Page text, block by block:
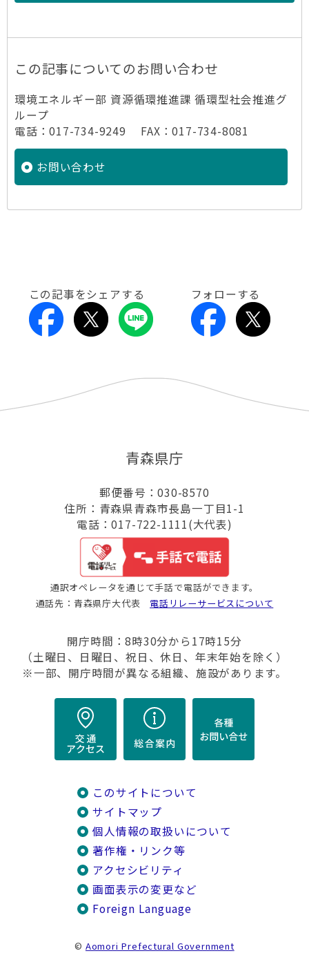
この記事についてのお問い合わせ
環境エネルギー部 資源循環推進課 循環型社会推進グ
ループ
電話：017-734-9249 FAX：017-734-8081
お問い合わせ
この記事をシェアする フォローする
青森県庁
郵便番号：030-8570
住所：青森県青森市長島一丁目1-1
電話：017-722-1111(大代表)
通訳オペレータを通じて手話で電話ができます。
通話先：青森県庁大代表 電話リレーサービスについて
開庁時間：8時30分から17時15分
（土曜日、日曜日、祝日、休日、年末年始を除く）
※一部、開庁時間が異なる組織、施設があります。
このサイトについて
サイトマップ
個人情報の取扱いについて
著作権・リンク等
アクセシビリティ
画面表示の変更など
Foreign Language
© Aomori Prefectural Government